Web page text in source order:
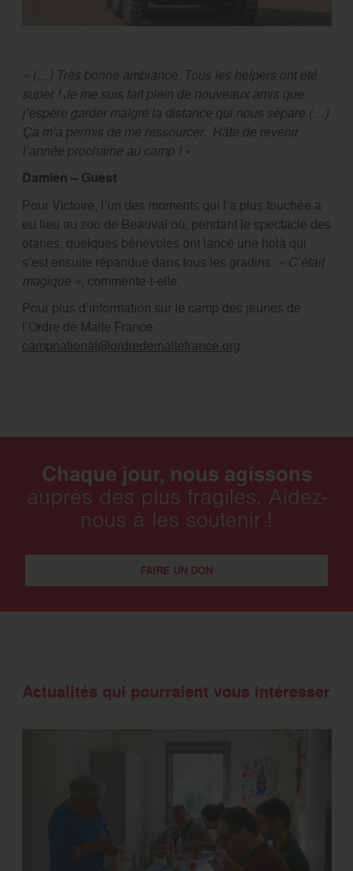
« (…) Très bonne ambiance. Tous les helpers ont été
super ! Je me suis fait plein de nouveaux amis que
j’espère garder malgré la distance qui nous sépare (…)
Ça m’a permis de me ressourcer. Hâte de revenir
l’année prochaine au camp ! »
Damien – Guest
Pour Victoire, l’un des moments qui l’a plus touchée a
eu lieu au zoo de Beauval où, pendant le spectacle des
otaries, quelques bénévoles ont lancé une holà qui
s’est ensuite répandue dans tous les gradins. « C’était
magique », commente-t-elle.
Pour plus d’information sur le camp des jeunes de
l’Ordre de Malte France :
campnational@ordredemaltefrance.org
Chaque jour, nous agissons
auprès des plus fragiles. Aidez-
nous à les soutenir !
FAIRE UN DON
Actualités qui pourraient vous intéresser